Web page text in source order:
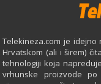
Telekineza.com je idejno
Hrvatskom (ali i širem)
tehnologiji koja
vrhunske proizvode